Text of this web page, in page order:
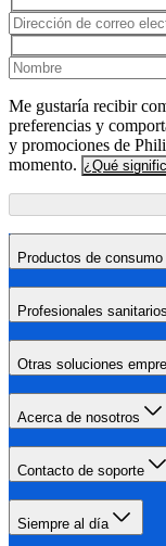
Me gustaría recibir
preferencias y
y promociones de
momento. ¿Qué
Productos de consumo
Profesionales sanitarios
Otras soluciones
Acerca de nosotros
Contacto de soporte
Siempre al día